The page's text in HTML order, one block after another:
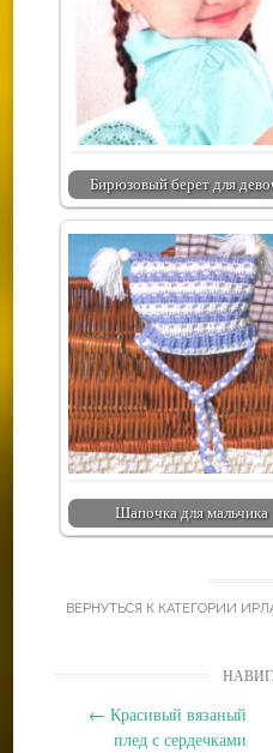
Бирюзовый берет для
Шапочка для мальчика
ВЕРНУТЬСЯ К КАТЕГОРИИ
← Красивый вязаный
плед с сердечками